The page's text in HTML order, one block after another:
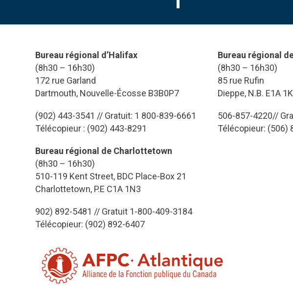
Bureau régional d’Halifax
(8h30 – 16h30)
172 rue Garland
Dartmouth, Nouvelle-Écosse B3B0P7
(902) 443-3541 // Gratuit: 1 800-839-6661
Télécopieur : (902) 443-8291
Bureau régional
(8h30 – 16h30)
85 rue Rufin
Dieppe, N.B. E1A
506-857-4220//
Télécopieur: (506)
Bureau régional de Charlottetown
(8h30 – 16h30)
510-119 Kent Street, BDC Place-Box 21
Charlottetown, P.E C1A 1N3
902) 892-5481 // Gratuit 1-800-409-3184
Télécopieur: (902) 892-6407